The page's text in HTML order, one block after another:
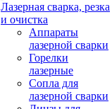
Лазерная сварка, резка
и очистка
Аппараты
лазерной сварки
Горелки
лазерные
Сопла для
лазерной сварки